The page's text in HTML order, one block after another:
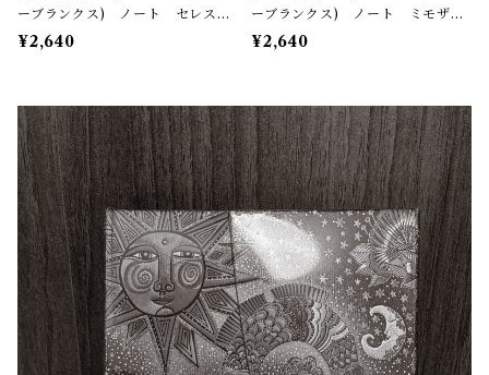
ーブランクス) ノート セレステ
ィアル・マジック(ミディ) 144ペ
¥2,640
ーブランクス) ノート ミモザ
（ミディ）罫線 144ページ
¥2,640